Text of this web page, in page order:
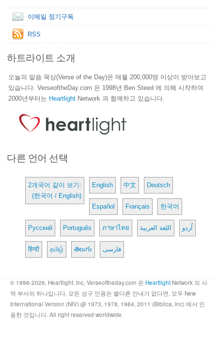
이메일 정기구독
RSS
하트라이트 소개
오늘의 말씀 묵상(Verse of the Day)은 매월 200,000명 이상이 받아보고
있습니다. VerseoftheDay.com 은 1998년 Ben Steed 에 의해 시작하여
2000년부터는 Heartlight Network 과 함께하고 있습니다.
다른 언어 선택
2개국어 같이 보기:
(한국어 / English)
English 中文 Deutsch
Español Français 한국어
Русский Português ภาษาไทย اللغة العربية اُردو
हिन्दी தமிழ் తెలుగు فارسی
© 1998-2026, Heartlight, Inc. Verseoftheday.com 은 Heartlight Network 의 사
역 부서의 하나입니다. 모든 성구 인용은 별다른 안내가 없다면, 모두 New
International Version (NIV) @ 1973, 1978, 1984, 2011 (Biblica, Inc) 에서 인
용한 것입니다. All right reserved worldwide.